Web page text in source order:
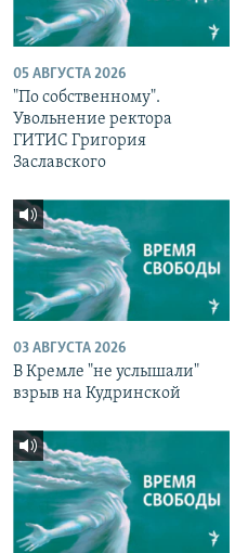
05 АВГУСТА 2026
"По собственному".
Увольнение ректора
ГИТИС Григория
Заславского
03 АВГУСТА 2026
В Кремле "не услышали"
взрыв на Кудринской